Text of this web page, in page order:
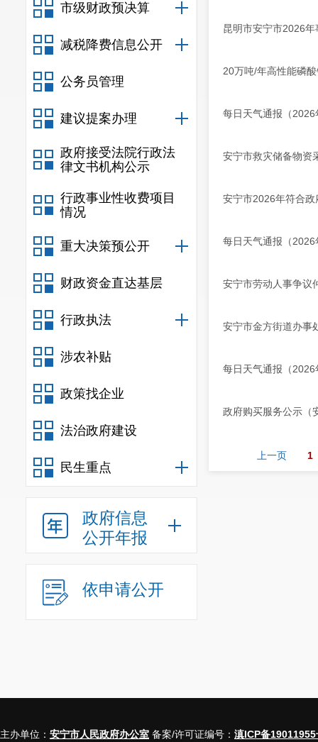
市级财政预决算
减税降费信息公开
公务员管理
建议提案办理
政府接受法院行政法
律文书机构公示
行政事业性收费项目
情况
重大决策预公开
财政资金直达基层
行政执法
涉农补贴
政策找企业
法治政府建设
民生重点
政府信息
公开年报
依申请公开
昆明市安宁市2026
20万吨/年高性能磷
每日天气通报（
安宁市救灾储备物资
安宁市2026年符合
每日天气通报（
安宁市劳动人事争议
安宁市金方街道办事
每日天气通报（
政府购买服务公示（
上一页 1
主办单位： 安宁市人民政府办公室 备案/许可证编号： 滇ICP备